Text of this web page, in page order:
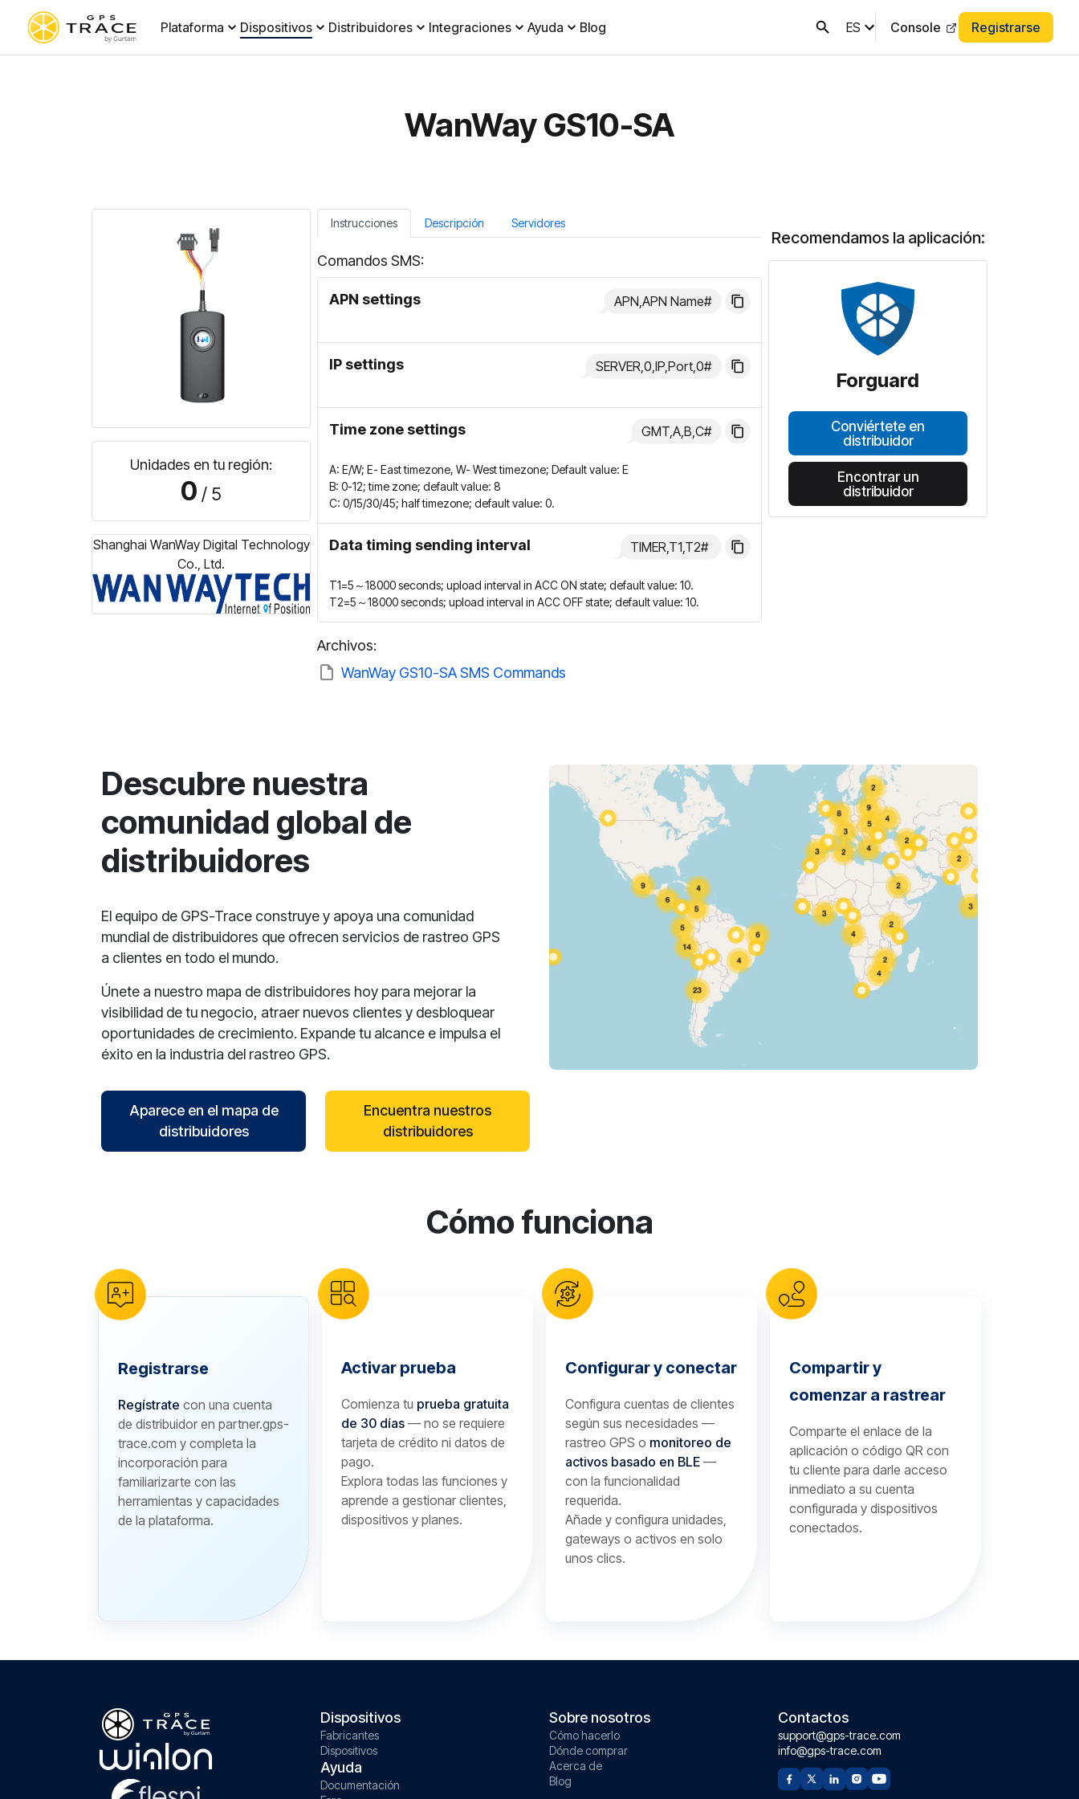
Plataforma Dispositivos Distribuidores Integraciones Ayuda Blog ES Console Registrarse
WanWay GS10-SA
Unidades en tu región:
0 / 5
Shanghai WanWay Digital Technology
Co., Ltd.
Instrucciones Descripción Servidores
Comandos SMS:
APN settings APN,APN Name#
IP settings SERVER,0,IP,Port,0#
Time zone settings GMT,A,B,C#
A: E/W; E- East timezone, W- West timezone; Default value: E
B: 0-12; time zone; default value: 8
C: 0/15/30/45; half timezone; default value: 0.
Data timing sending interval TIMER,T1,T2#
T1=5～18000 seconds; upload interval in ACC ON state; default value: 10.
T2=5～18000 seconds; upload interval in ACC OFF state; default value: 10.
Archivos:
WanWay GS10-SA SMS Commands
Recomendamos la aplicación:
Forguard
Conviértete en
distribuidor
Encontrar un
distribuidor
Descubre nuestra
comunidad global de
distribuidores
El equipo de GPS-Trace construye y apoya una comunidad
mundial de distribuidores que ofrecen servicios de rastreo GPS
a clientes en todo el mundo.
Únete a nuestro mapa de distribuidores hoy para mejorar la
visibilidad de tu negocio, atraer nuevos clientes y desbloquear
oportunidades de crecimiento. Expande tu alcance e impulsa el
éxito en la industria del rastreo GPS.
Aparece en el mapa de
distribuidores
Encuentra nuestros
distribuidores
Cómo funciona
Registrarse
Regístrate con una cuenta
de distribuidor en partner.gps-
trace.com y completa la
incorporación para
familiarizarte con las
herramientas y capacidades
de la plataforma.
Activar prueba
Comienza tu prueba gratuita
de 30 días — no se requiere
tarjeta de crédito ni datos de
pago.
Explora todas las funciones y
aprende a gestionar clientes,
dispositivos y planes.
Configurar y conectar
Configura cuentas de clientes
según sus necesidades —
rastreo GPS o monitoreo de
activos basado en BLE —
con la funcionalidad
requerida.
Añade y configura unidades,
gateways o activos en solo
unos clics.
Compartir y
comenzar a rastrear
Comparte el enlace de la
aplicación o código QR con
tu cliente para darle acceso
inmediato a su cuenta
configurada y dispositivos
conectados.
Dispositivos
Fabricantes
Dispositivos
Ayuda
Documentación
Sobre nosotros
Cómo hacerlo
Dónde comprar
Acerca de
Blog
Contactos
support@gps-trace.com
info@gps-trace.com